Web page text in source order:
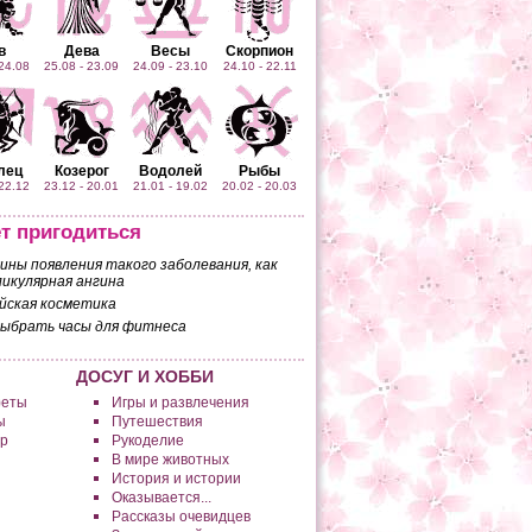
Дева
25.08 - 23.09
Весы
24.09 - 23.10
Скорпион
24.10 - 22.11
Козерог
23.12 - 20.01
Водолей
21.01 - 19.02
Рыбы
20.02 - 20.03
пригодиться
появления такого заболевания, как
ангина
косметика
часы для фитнеса
ДОСУГ И ХОББИ
Игры и развлечения
Путешествия
Рукоделие
В мире животных
История и истории
Оказывается...
Рассказы очевидцев